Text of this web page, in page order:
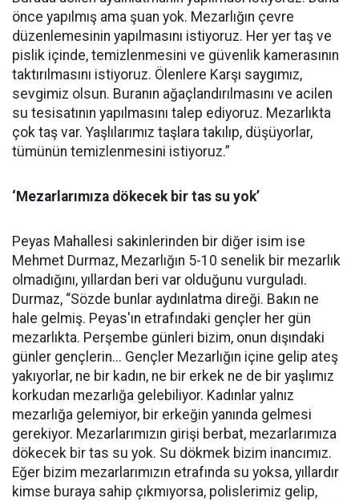
önce yapılmış ama şuan yok. Mezarlığın çevre
düzenlemesinin yapılmasını istiyoruz. Her yer taş ve
pislik içinde, temizlenmesini ve güvenlik kamerasının
taktırılmasını istiyoruz. Ölenlere Karşı saygımız,
sevgimiz olsun. Buranın ağaçlandırılmasını ve acilen
su tesisatının yapılmasını talep ediyoruz. Mezarlıkta
çok taş var. Yaşlılarımız taşlara takılıp, düşüyorlar,
tümünün temizlenmesini istiyoruz.”
‘Mezarlarımıza dökecek bir tas su yok’
Peyas Mahallesi sakinlerinden bir diğer isim ise
Mehmet Durmaz, Mezarlığın 5-10 senelik bir mezarlık
olmadığını, yıllardan beri var olduğunu vurguladı.
Durmaz, “Sözde bunlar aydınlatma direği. Bakın ne
hale gelmiş. Peyas'ın etrafındaki gençler her gün
mezarlıkta. Perşembe günleri bizim, onun dışındaki
günler gençlerin... Gençler Mezarlığın içine gelip ateş
yakıyorlar, ne bir kadın, ne bir erkek ne de bir yaşlımız
korkudan mezarlığa gelebiliyor. Kadınlar yalnız
mezarlığa gelemiyor, bir erkeğin yanında gelmesi
gerekiyor. Mezarlarımızın girişi berbat, mezarlarımıza
dökecek bir tas su yok. Su dökmek bizim inancımız.
Eğer bizim mezarlarımızın etrafında su yoksa, yıllardır
kimse buraya sahip çıkmıyorsa, polislerimiz gelip,